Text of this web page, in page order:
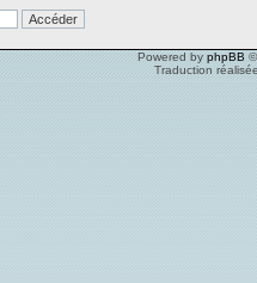
Powered by phpBB
Traduction